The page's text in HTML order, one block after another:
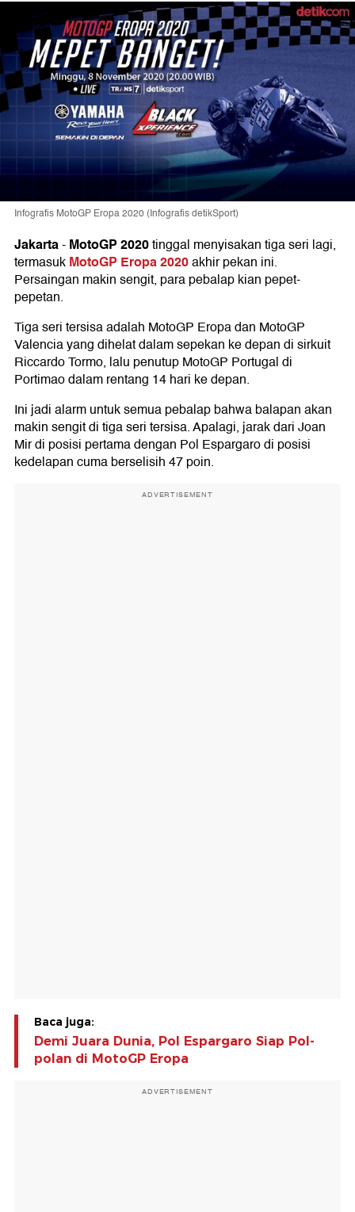
Infografis MotoGP Eropa 2020 (Infografis detikSport)
Jakarta-MotoGP 2020tinggal menyisakan tiga seri lagi,
termasukMotoGP Eropa 2020akhir pekan ini.
Persaingan makin sengit, para pebalap kian pepet-
pepetan.
Tiga seri tersisa adalah MotoGP Eropa dan MotoGP
Valencia yang dihelat dalam sepekan ke depan di sirkuit
Riccardo Tormo, lalu penutup MotoGP Portugal di
Portimao dalam rentang 14 hari ke depan.
Ini jadi alarm untuk semua pebalap bahwa balapan akan
makin sengit di tiga seri tersisa. Apalagi, jarak dari Joan
Mir di posisi pertama dengan Pol Espargaro di posisi
kedelapan cuma berselisih 47 poin.
ADVERTISEMENT
Baca juga:
Demi Juara Dunia, Pol Espargaro Siap Pol-
polan di MotoGP Eropa
ADVERTISEMENT